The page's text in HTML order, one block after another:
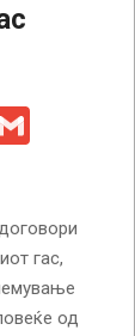
гас,
од